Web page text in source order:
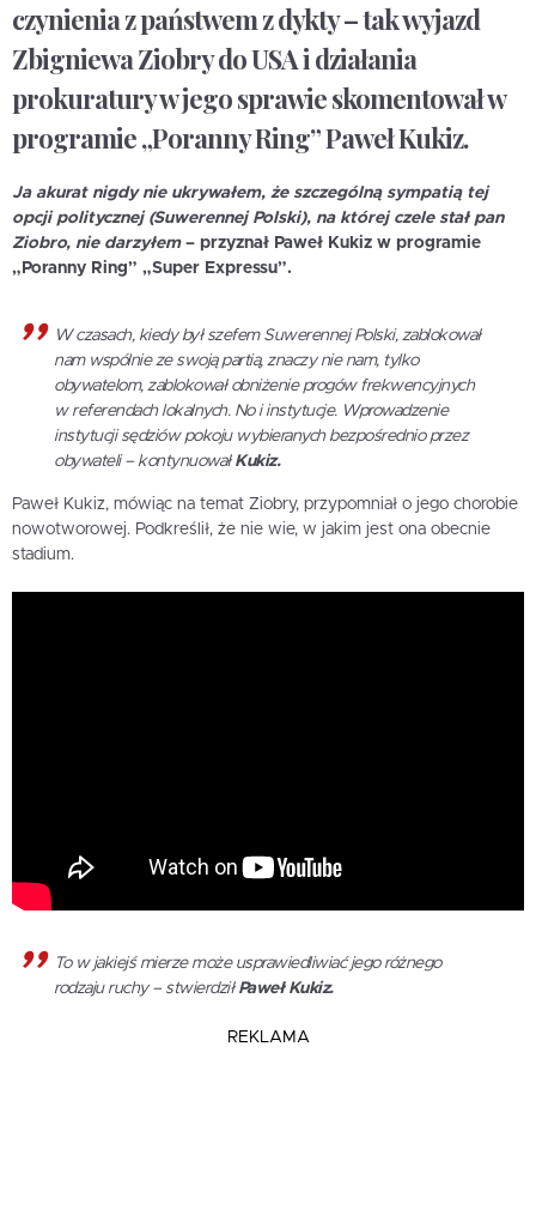
czynienia z państwem z dykty – tak wyjazd
Zbigniewa Ziobry do USA i działania
prokuratury w jego sprawie skomentował w
programie „Poranny Ring” Paweł Kukiz.
Ja akurat nigdy nie ukrywałem, że szczególną sympatią tej
opcji politycznej (Suwerennej Polski), na której czele stał pan
Ziobro, nie darzyłem– przyznał Paweł Kukiz w programie
„Poranny Ring” „Super Expressu”.
W czasach, kiedy był szefem Suwerennej Polski, zablokował
nam wspólnie ze swoją partią, znaczy nie nam, tylko
obywatelom, zablokował obniżenie progów frekwencyjnych
w referendach lokalnych. No i instytucje. Wprowadzenie
instytucji sędziów pokoju wybieranych bezpośrednio przez
obywateli – kontynuował Kukiz.
Paweł Kukiz, mówiąc na temat Ziobry, przypomniał o jego chorobie
nowotworowej. Podkreślił, że nie wie, w jakim jest ona obecnie
stadium.
To w jakiejś mierze może usprawiedliwiać jego różnego
rodzaju ruchy – stwierdził Paweł Kukiz.
REKLAMA